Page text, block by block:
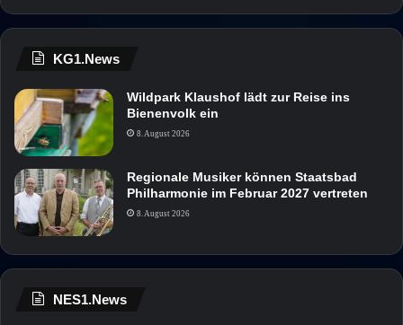
KG1.News
Wildpark Klaushof lädt zur Reise ins
Bienenvolk ein
8. August 2026
Regionale Musiker können Staatsbad
Philharmonie im Februar 2027 vertreten
8. August 2026
NES1.News